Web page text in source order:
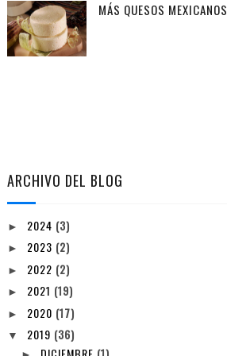
MÁS QUESOS MEXICANOS
ARCHIVO DEL BLOG
► 2024 (3)
► 2023 (2)
► 2022 (2)
► 2021 (19)
► 2020 (17)
▼ 2019 (36)